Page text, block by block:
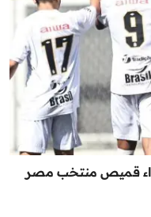
قميص منتخب مصر